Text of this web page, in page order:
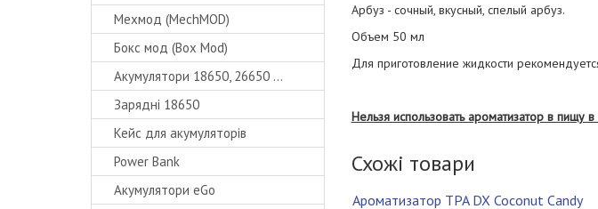
Мехмод (MechMOD)
Бокс мод (Box Mod)
Акумулятори 18650, 26650 ...
Зарядні 18650
Кейс для акумуляторів
Power Bank
Акумулятори eGo
Арбуз - сочный, вкусный, спелый арбуз.
Объем 50 мл
Для приготовление жидкости
Нельзя использовать ароматизатор в пищу
Схожі товари
Ароматизатор TPA DX Coconut Candy